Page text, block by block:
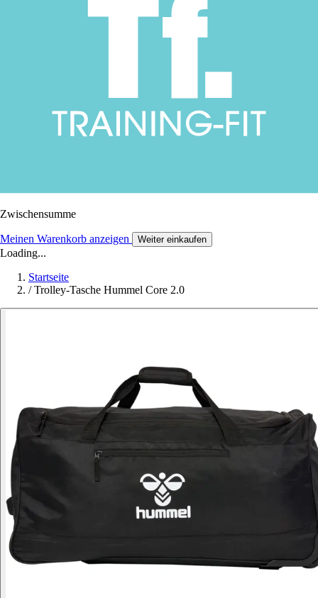
Zwischensumme
Meinen Warenkorb anzeigen Weiter einkaufen
Loading...
Startseite
/ Trolley-Tasche Hummel Core 2.0